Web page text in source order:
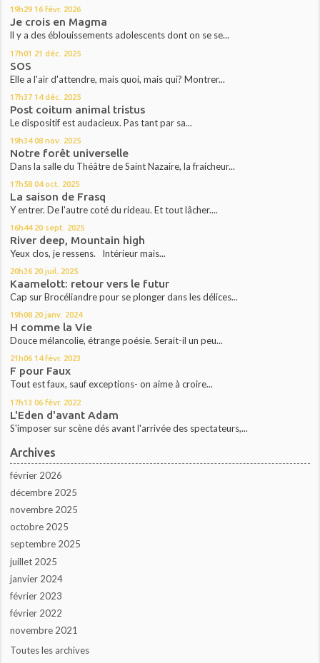
19h29 16 févr. 2026
Je crois en Magma
ll y a des éblouissements adolescents dont on se se...
17h01 21 déc. 2025
SOS
Elle a l'air d'attendre, mais quoi, mais qui? Montrer...
17h37 14 déc. 2025
Post coitum animal tristus
Le dispositif est audacieux. Pas tant par sa...
19h34 08 nov. 2025
Notre forêt universelle
Dans la salle du Théâtre de Saint Nazaire, la fraicheur...
17h58 04 oct. 2025
La saison de Frasq
Y entrer. De l'autre coté du rideau. Et tout lâcher....
16h44 20 sept. 2025
River deep, Mountain high
Yeux clos, je ressens. Intérieur mais...
20h36 20 juil. 2025
Kaamelott: retour vers le futur
Cap sur Brocéliandre pour se plonger dans les délices...
19h08 20 janv. 2024
H comme la Vie
Douce mélancolie, étrange poésie. Serait-il un peu...
21h06 14 févr. 2023
F pour Faux
Tout est faux, sauf exceptions- on aime à croire...
17h13 06 févr. 2022
L'Eden d'avant Adam
S'imposer sur scène dés avant l'arrivée des spectateurs,...
Archives
février 2026
décembre 2025
novembre 2025
octobre 2025
septembre 2025
juillet 2025
janvier 2024
février 2023
février 2022
novembre 2021
Toutes les archives